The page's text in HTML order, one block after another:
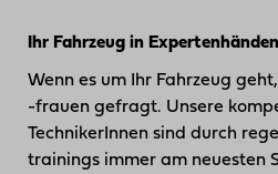
Ihr Fahrzeug in Expertenhänden
Wenn es um Ihr Fahrzeug
-frauen gefragt. Unsere
TechnikerInnen sind durch
trainings immer am neuesten